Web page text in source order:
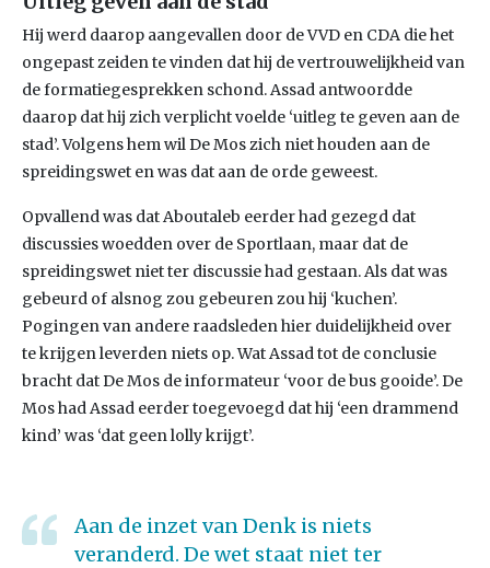
Hij werd daarop aangevallen door de VVD en CDA die het
ongepast zeiden te vinden dat hij de vertrouwelijkheid van
de formatiegesprekken schond. Assad antwoordde
daarop dat hij zich verplicht voelde ‘uitleg te geven aan de
stad’. Volgens hem wil De Mos zich niet houden aan de
spreidingswet en was dat aan de orde geweest.
Opvallend was dat Aboutaleb eerder had gezegd dat
discussies woedden over de Sportlaan, maar dat de
spreidingswet niet ter discussie had gestaan. Als dat was
gebeurd of alsnog zou gebeuren zou hij ‘kuchen’.
Pogingen van andere raadsleden hier duidelijkheid over
te krijgen leverden niets op. Wat Assad tot de conclusie
bracht dat De Mos de informateur ‘voor de bus gooide’. De
Mos had Assad eerder toegevoegd dat hij ‘een drammend
kind’ was ‘dat geen lolly krijgt’.
Aan de inzet van Denk is niets
veranderd. De wet staat niet ter